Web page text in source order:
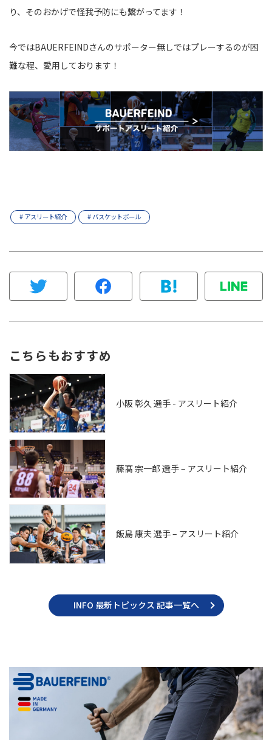
り、そのおかげで怪我予防にも繋がってます！
今ではBAUERFEINDさんのサポーター無しではプレーするのが困
難な程、愛用しております！
# アスリート紹介 # バスケットボール
こちらもおすすめ
小阪 彰久 選手 - アスリート紹介
藤髙 宗一郎 選手 – アスリート紹介
飯島 康夫 選手 – アスリート紹介
INFO 最新トピックス 記事一覧へ